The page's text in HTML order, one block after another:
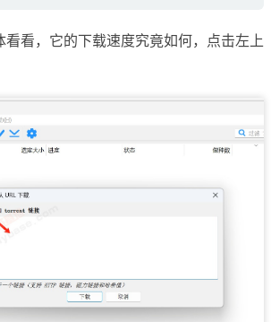
看，它的下载速度究竟如何，点击左上